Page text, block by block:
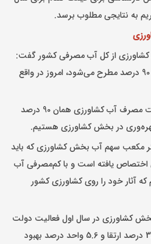
به نتایجی مطلوب برسد.
از کل آب مصرفی کشور گفت:
در حالی که این رقم توسط برخی 90 درصد مطرح می‌شود، امروز در واقع
نوری افزود: در گذشته ممکن است مصرف آب کشاورزی همان 90 درصد
در بخش کشاورزی هستیم.
75 میلیارد متر مکعب سهم آب بخش کشاورزی که باید
45 میلیارد آن اختصاص یافته است و با کم‌مصرفی آب
آثار خود را روی کشاورزی کشور
کشاورزی در سال اول فعالیت دولت
چهاردهم از منفی 2.4 درصد به 3.2 درصد ارتقا و 5.6 واحد درصد بهبود